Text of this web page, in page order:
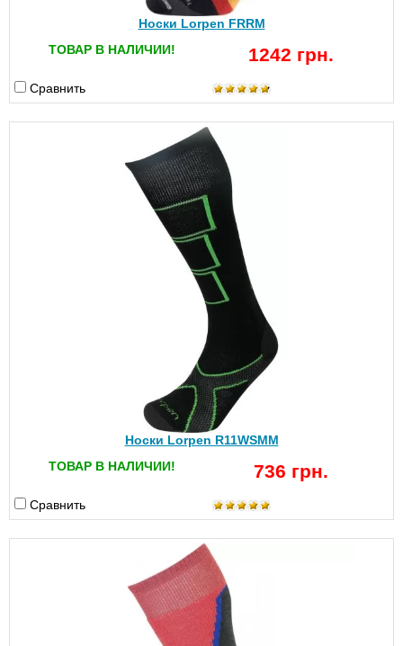
Носки Lorpen FRRM
ТОВАР В НАЛИЧИИ!
1242 грн.
Сравнить
Носки Lorpen R11WSMM
ТОВАР В НАЛИЧИИ!
736 грн.
Сравнить